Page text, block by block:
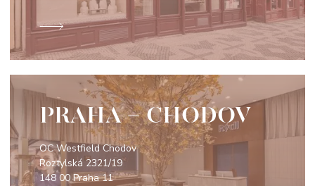
PRAHA - CHODOV
OC Westfield Chodov
Roztylská 2321/19
148 00 Praha 11